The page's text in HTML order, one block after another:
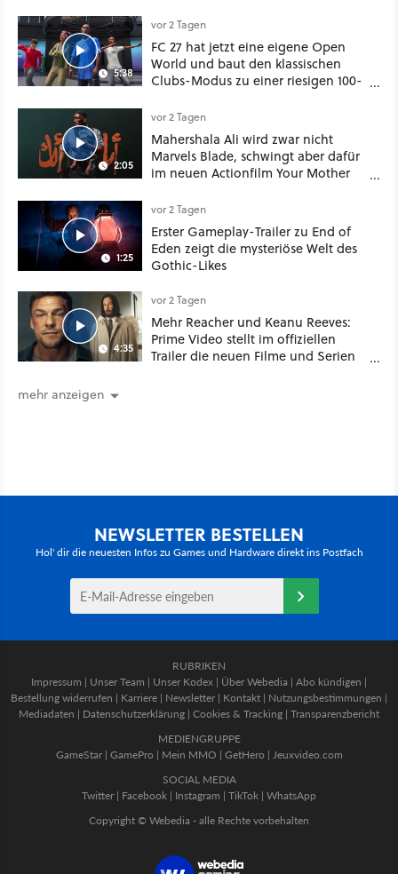
5:38
vor 2 Tagen
FC 27 hat jetzt eine eigene Open
World und baut den klassischen
Clubs-Modus zu einer riesigen 100-
2:05
vor 2 Tagen
Mahershala Ali wird zwar nicht
Marvels Blade, schwingt aber dafür
im neuen Actionfilm Your Mother
Schwert
1:25
vor 2 Tagen
Erster Gameplay-Trailer zu End of
Eden zeigt die mysteriöse Welt des
Gothic-Likes
4:35
vor 2 Tagen
Mehr Reacher und Keanu Reeves:
Prime Video stellt im offiziellen
Trailer die neuen Filme und Serien
mehr anzeigen
NEWSLETTER BESTELLEN
Hol' dir die neuesten Infos zu Games und Hardware direkt ins Postfach
RUBRIKEN
Impressum | Unser Team | Unser Kodex | Über Webedia | Abo kündigen |
Bestellung widerrufen | Karriere | Newsletter | Kontakt | Nutzungsbestimmungen |
Mediadaten | Datenschutzerklärung | Cookies & Tracking | Transparenzbericht
MEDIENGRUPPE
GameStar| GamePro | Mein MMO | GetHero | Jeuxvideo.com
SOCIAL MEDIA
Twitter | Facebook | Instagram | TikTok | WhatsApp
Copyright © Webedia - alle Rechte vorbehalten